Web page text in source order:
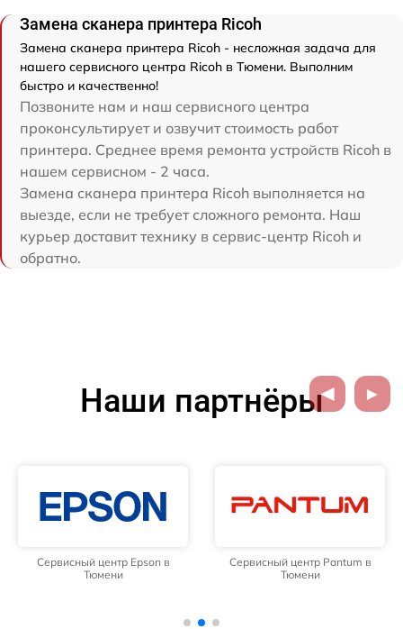
Замена сканера принтера Ricoh
Замена сканера принтера Ricoh - несложная задача для
нашего сервисного центра Ricoh в Тюмени. Выполним
быстро и качественно!
Позвоните нам и наш сервисного центра
проконсультирует и озвучит стоимость работ
принтера. Среднее время ремонта устройств Ricoh в
нашем сервисном - 2 часа.
Замена сканера принтера Ricoh выполняется на
выезде, если не требует сложного ремонта. Наш
курьер доставит технику в сервис-центр Ricoh и
обратно.
Наши партнёры
Сервисный центр Epson в
Тюмени
Сервисный центр Pantum в
Тюмени